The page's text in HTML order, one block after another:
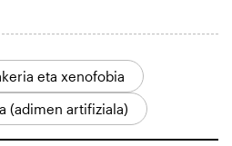
eta xenofobia
(adimen artifiziala)